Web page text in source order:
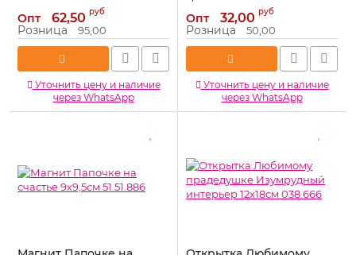
Артикул: 160984
Опт 62,50 руб
Розница 95,00
Уточнить цену и наличие
через WhatsApp
Артикул: 51.51.885
Опт 32,00 руб
Розница 50,00
Уточнить цену и наличие
через WhatsApp